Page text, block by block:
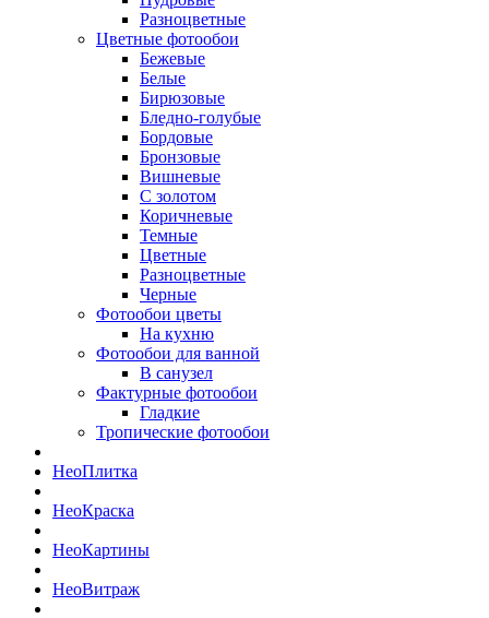
Разноцветные
Цветные фотообои
Бежевые
Белые
Бирюзовые
Бледно-голубые
Бордовые
Бронзовые
Вишневые
С золотом
Коричневые
Темные
Цветные
Разноцветные
Черные
Фотообои цветы
На кухню
Фотообои для ванной
В санузел
Фактурные фотообои
Гладкие
Тропические фотообои
НеоПлитка
НеоКраска
НеоКартины
НеоВитраж